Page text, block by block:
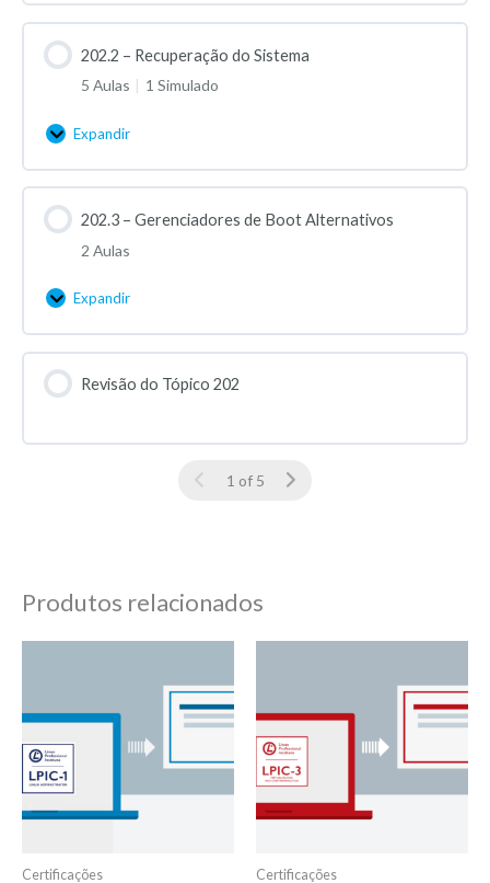
202.2 – Recuperação do Sistema
5 Aulas | 1 Simulado
Expandir
202.3 – Gerenciadores de Boot Alternativos
2 Aulas
Expandir
Revisão do Tópico 202
1 of 5
Produtos relacionados
Certificações Certificações